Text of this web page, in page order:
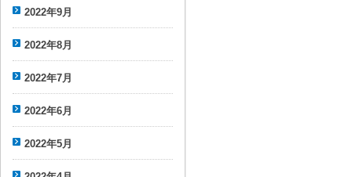
2022年9月
2022年8月
2022年7月
2022年6月
2022年5月